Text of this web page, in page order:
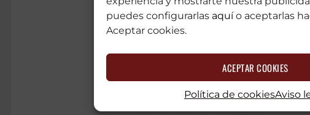
puedes configurarlas aquío aceptarlas
Aceptar cookies.
ACEPTAR COOKIES
Política de cookiesAviso